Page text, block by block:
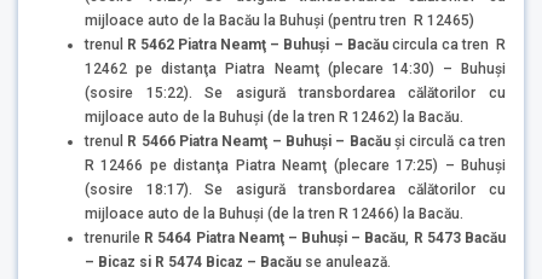
mijloace auto de la Bacău la Buhuşi (pentru tren R 12465)
trenul R 5462 Piatra Neamţ – Buhuşi – Bacăucircula ca tren R
12462 pe distanţa Piatra Neamţ (plecare 14:30) – Buhuşi
(sosire 15:22). Se asigură transbordarea călătorilor cu
mijloace auto de la Buhuşi (de la tren R 12462) la Bacău.
trenul R 5466 Piatra Neamţ – Buhuşi – Bacăuşi circulă ca tren
R 12466 pe distanţa Piatra Neamţ (plecare 17:25) – Buhuşi
(sosire 18:17). Se asigură transbordarea călătorilor cu
mijloace auto de la Buhuşi (de la tren R 12466) la Bacău.
trenurile R 5464 Piatra Neamţ – Buhuşi – Bacău R 5473 Bacău
– Bicaz si R 5474 Bicaz – Bacău se anulează.